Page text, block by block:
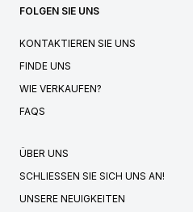
FOLGEN SIE UNS
KONTAKTIEREN SIE UNS
FINDE UNS
WIE VERKAUFEN?
FAQS
ÜBER UNS
SCHLIESSEN SIE SICH UNS AN!
UNSERE NEUIGKEITEN